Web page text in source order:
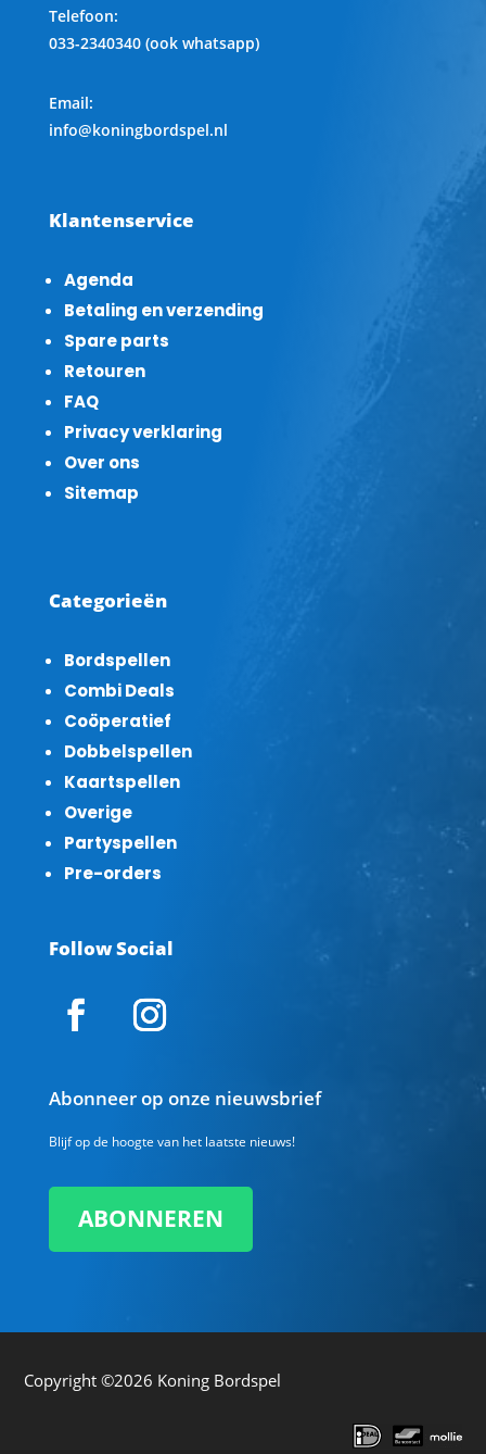
Telefoon:
033-2340340 (ook whatsapp)
Email:
info@koningbordspel.nl
Klantenservice
Agenda
Betaling en verzending
Spare parts
Retouren
FAQ
Privacy verklaring
Over ons
Sitemap
Categorieën
Bordspellen
Combi Deals
Coöperatief
Dobbelspellen
Kaartspellen
Overige
Partyspellen
Pre-orders
Follow Social
Abonneer op onze nieuwsbrief
Blijf op de hoogte van het laatste nieuws!
ABONNEREN
Copyright ©2026 Koning Bordspel